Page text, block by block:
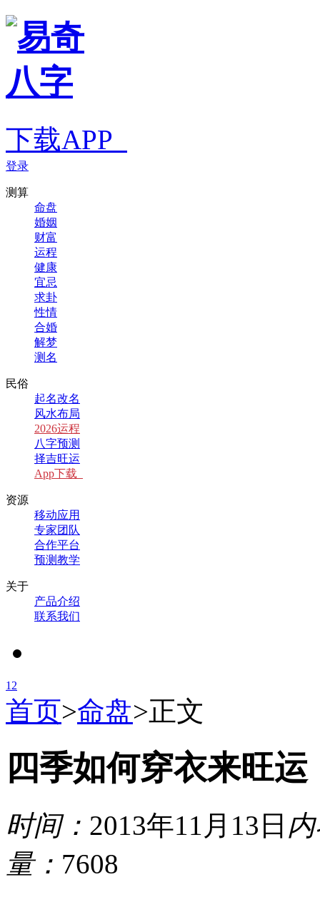
下载APP
登录
测算
命盘
婚姻
财富
运程
健康
宜忌
求卦
性情
合婚
解梦
测名
民俗
起名改名
风水布局
2026运程
八字预测
择吉旺运
App下载
资源
移动应用
专家团队
合作平台
预测教学
关于
产品介绍
联系我们
1 2
首页>命盘>正文
四季如何穿衣来旺运
时间： 2013年11月13日
量： 7608